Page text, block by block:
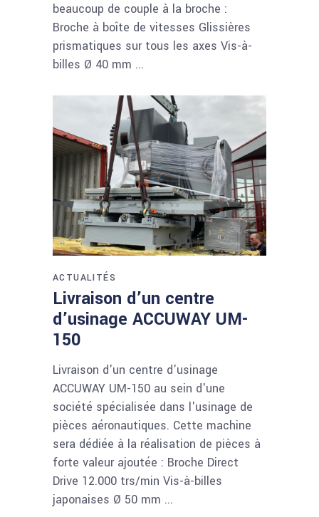
beaucoup de couple à la broche :
Broche à boîte de vitesses Glissières
prismatiques sur tous les axes Vis-à-
billes Ø 40 mm
ACTUALITÉS
Livraison d’un centre
d’usinage ACCUWAY UM-
150
Livraison d'un centre d'usinage
ACCUWAY UM-150 au sein d'une
société spécialisée dans l'usinage de
pièces aéronautiques. Cette machine
sera dédiée à la réalisation de pièces à
forte valeur ajoutée : Broche Direct
Drive 12.000 trs/min Vis-à-billes
japonaises Ø 50 mm